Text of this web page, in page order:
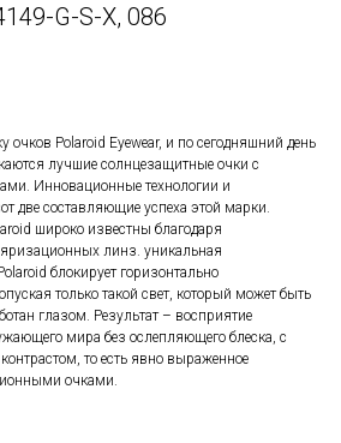
G-S-X, 086
очков Polaroid Eyewear, и по сегодняшний день
лучшие солнцезащитные очки с
Инновационные технологии и
две составляющие успеха этой марки.
широко известны благодаря
линз. уникальная
блокирует горизонтально
только такой свет, который может быть
глазом. Результат – восприятие
мира без ослепляющего блеска, с
то есть явно выраженное
очками.